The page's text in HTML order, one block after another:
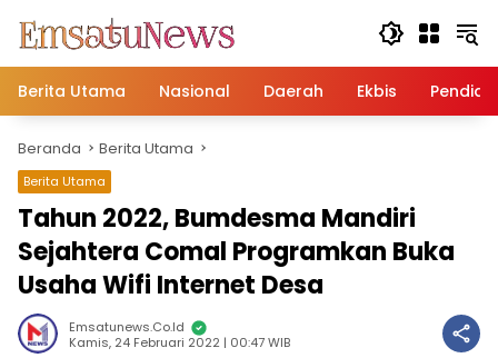
konten
Berita Utama
Nasional Daerah Ekbis
Beranda Berita Utama
Berita Utama
Tahun 2022, Bumdesma Mandiri
Sejahtera Comal Programkan Buka
Usaha Wifi Internet Desa
Emsatunews.co.id
Kamis, 24 Februari 2022 | 00:47 WIB